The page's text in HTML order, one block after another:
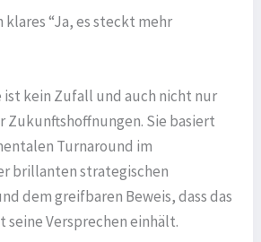
“Ja, es steckt mehr
ist kein Zufall und auch nicht nur
Zukunftshoffnungen. Sie basiert
Turnaround im
brillanten strategischen
dem greifbaren Beweis, dass das
seine Versprechen einhält.